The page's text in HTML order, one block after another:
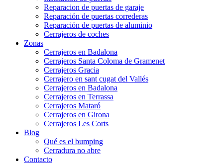
Reparacion de puertas de garaje
Reparación de puertas correderas
Reparación de puertas de aluminio
Cerrajeros de coches
Zonas
Cerrajeros en Badalona
Cerrajeros Santa Coloma de Gramenet
Cerrajeros Gracia
Cerrajero en sant cugat del Vallés
Cerrajeros en Badalona
Cerrajeros en Terrassa
Cerrajeros Mataró
Cerrajeros en Girona
Cerrajeros Les Corts
Blog
Qué es el bumping
Cerradura no abre
Contacto